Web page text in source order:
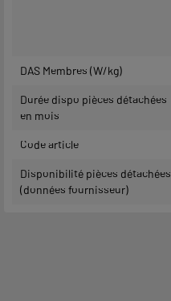
DAS Membres (W/kg)
Durée dispo pièces détachées
en mois
Code article
Disponibilité pièces détachées
(données fournisseur)